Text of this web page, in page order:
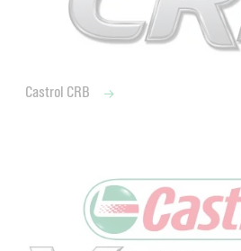
Castrol CRB